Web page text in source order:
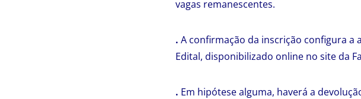
vagas remanescentes.
. A confirmação da inscrição configura a
Edital, disponibilizado online no site da
. Em hipótese alguma, haverá a